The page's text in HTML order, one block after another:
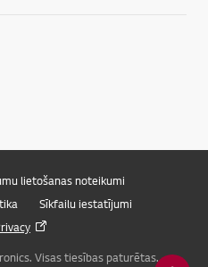
lietošanas noteikumi
Sīkfailu iestatījumi
Visas tiesības paturētas.